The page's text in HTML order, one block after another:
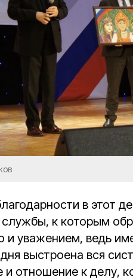
в этот
к которым
и уважением, ведь
выстроена вся
и отношение к делу,